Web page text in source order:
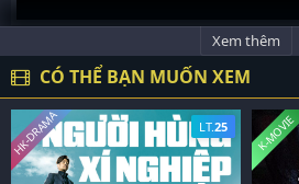
Xem thêm
CÓ THỂ BẠN MUỐN XEM
LT.25
HK-DRAMA K-MOVIE